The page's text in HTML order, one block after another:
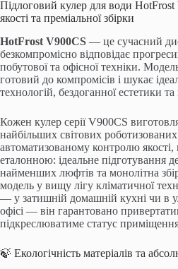
Підлоговий кулер для води
якості та преміальної збірки
HotFrost V900CS — це сучасний
безкомпромісно відповідає
побутової та офісної техніки.
готовий до компромісів і шукає
технологій, бездоганної естетики
Кожен кулер серії V900CS
найбільших світових роботизованих
автоматизованому контролю якості,
еталонною: ідеальне підготування
найменших люфтів та монолітна
модель у вищу лігу кліматичної
— у затишній домашній кухні чи в
офісі — він гарантовано
підкреслюватиме статус
🍃 Екологічність матеріалів та